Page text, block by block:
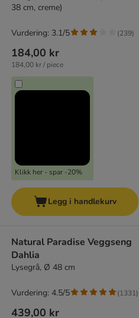
38 cm, creme)
184,00 kr
184,00 kr / piece
Klikk her - spar -20%
Vurdering: 3.1/5 (239)
Legg i handlekurv
Natural Paradise Veggseng
Dahlia
Lysegrå, Ø 48 cm
439,00 kr
Vurdering: 4.5/5 (1331)